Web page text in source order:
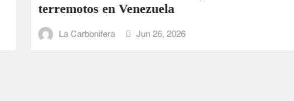
para Venezuela tras el doble
La Carbonifera